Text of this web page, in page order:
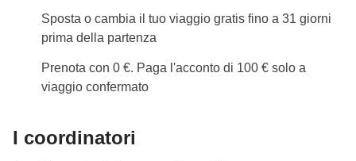
Sposta o cambia il tuo viaggio gratis fino a 31 giorni
prima della partenza
Prenota con 0 €. Paga l'acconto di 100 € solo a
viaggio confermato
I coordinatori